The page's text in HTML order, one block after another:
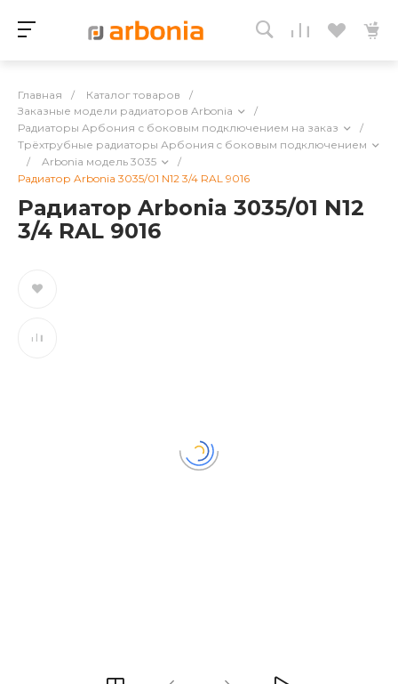
Главная / Каталог товаров
/
Заказные модели радиаторов Arbonia
/
Радиаторы Арбония с боковым подключением на заказ
/
Трёхтрубные радиаторы Арбония c боковым подключением
/
Arbonia модель 3035
/
Радиатор Arbonia 3035/01 N12 3/4 RAL 9016
Радиатор Arbonia 3035/01 N12
3/4 RAL 9016